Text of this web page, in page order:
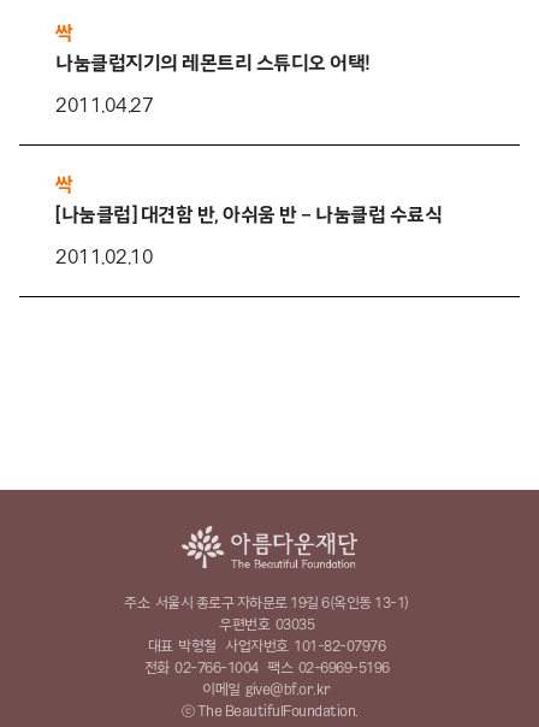
싹
나눔클럽지기의 레몬트리 스튜디오 어택!
2011.04.27
싹
[나눔클럽] 대견함 반, 아쉬움 반 – 나눔클럽 수료식
2011.02.10
주소 서울시 종로구 자하문로 19길 6(옥인동 13-1)
우편번호 03035
대표 박형철 사업자번호 101-82-07976
전화 02-766-1004 팩스 02-6969-5196
이메일 give@bf.or.kr
ⓒ The BeautifulFoundation.